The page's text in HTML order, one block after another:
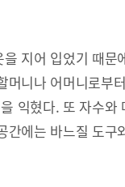
지어 입었기 때
머니나 어머니로부
익혔다. 또 자수
간에는 바느질 도구